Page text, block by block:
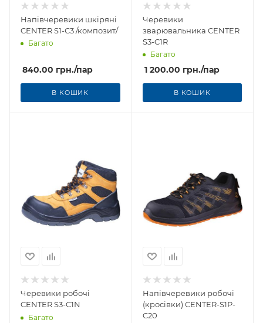
Напівчеревики шкіряні
CENTER S1-С3 /композит/
Багато
840.00 грн./пар
В КОШИК
Черевики
зварювальника CENTER
S3-C1R
Багато
1 200.00 грн./пар
В КОШИК
Черевики робочі
CENTER S3-C1N
Багато
Напівчеревики робочі
(кросівки) CENTER-S1P-
C20